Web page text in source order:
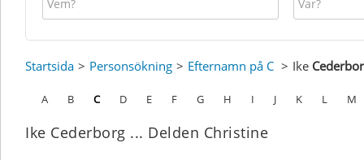
Startsida Personsökning Efternamn på C Ike
A B C D E F G H I J K L M
Ike Cederborg ... Delden Christine